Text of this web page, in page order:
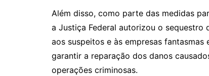
Além disso, como parte das medidas
a Justiça Federal autorizou o sequestro
aos suspeitos e às empresas fantasmas
garantir a reparação dos danos
operações criminosas.